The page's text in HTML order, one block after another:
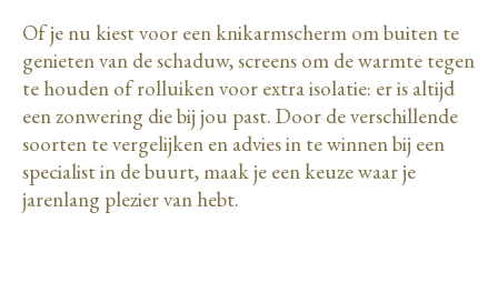
Of je nu kiest voor een knikarmscherm om buiten te
genieten van de schaduw, screens om de warmte tegen
te houden of rolluiken voor extra isolatie: er is altijd
een zonwering die bij jou past. Door de verschillende
soorten te vergelijken en advies in te winnen bij een
specialist in de buurt, maak je een keuze waar je
jarenlang plezier van hebt.